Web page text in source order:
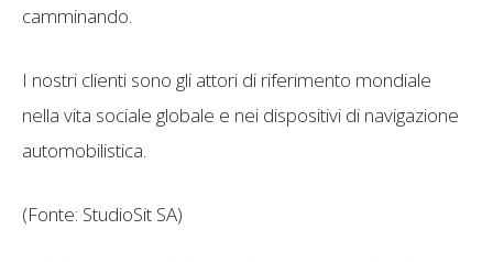
camminando.
I nostri clienti sono gli attori di riferimento mondiale
nella vita sociale globale e nei dispositivi di navigazione
automobilistica.
(Fonte: StudioSit SA)